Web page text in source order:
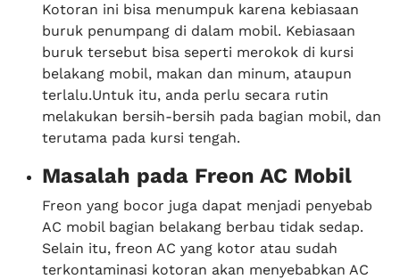
Kotoran ini bisa menumpuk karena kebiasaan
buruk penumpang di dalam mobil. Kebiasaan
buruk tersebut bisa seperti merokok di kursi
belakang mobil, makan dan minum, ataupun
terlalu.Untuk itu, anda perlu secara rutin
melakukan bersih-bersih pada bagian mobil, dan
terutama pada kursi tengah.
Masalah pada Freon AC Mobil
Freon yang bocor juga dapat menjadi penyebab
AC mobil bagian belakang berbau tidak sedap.
Selain itu, freon AC yang kotor atau sudah
terkontaminasi kotoran akan menyebabkan AC